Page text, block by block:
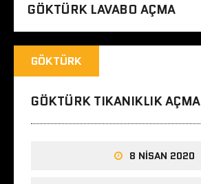
GÖKTÜRK LAVABO AÇMA
GÖKTÜRK
GÖKTÜRK TIKANIKLIK AÇMA
8 NISAN 2020